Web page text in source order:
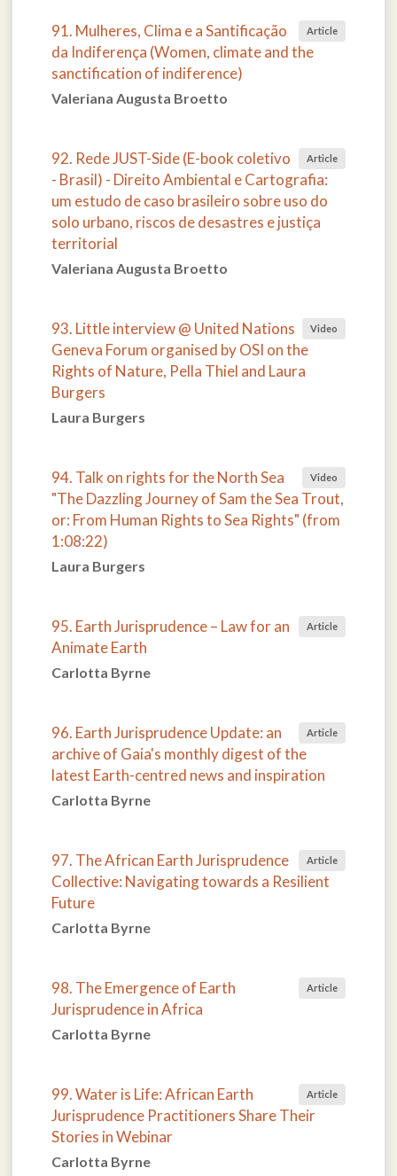
Article
91. Mulheres, Clima e a Santificação
da Indiferença (Women, climate and the
sanctification of indiference)
Valeriana Augusta Broetto
Article
92. Rede JUST-Side (E-book coletivo
- Brasil) - Direito Ambiental e Cartografia:
um estudo de caso brasileiro sobre uso do
solo urbano, riscos de desastres e justiça
territorial
Valeriana Augusta Broetto
Video
93. Little interview @ United Nations
Geneva Forum organised by OSI on the
Rights of Nature, Pella Thiel and Laura
Burgers
Laura Burgers
Video
94. Talk on rights for the North Sea
"The Dazzling Journey of Sam the Sea Trout,
or: From Human Rights to Sea Rights" (from
1:08:22)
Laura Burgers
Article
95. Earth Jurisprudence – Law for an
Animate Earth
Carlotta Byrne
Article
96. Earth Jurisprudence Update: an
archive of Gaia's monthly digest of the
latest Earth-centred news and inspiration
Carlotta Byrne
Article
97. The African Earth Jurisprudence
Collective: Navigating towards a Resilient
Future
Carlotta Byrne
Article
98. The Emergence of Earth
Jurisprudence in Africa
Carlotta Byrne
Article
99. Water is Life: African Earth
Jurisprudence Practitioners Share Their
Stories in Webinar
Carlotta Byrne